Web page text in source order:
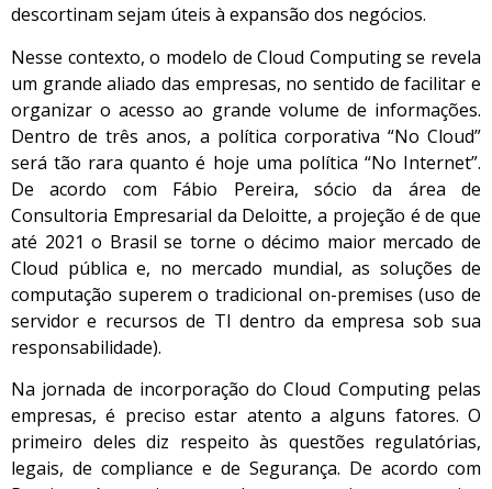
descortinam sejam úteis à expansão dos negócios.
Nesse contexto, o modelo de Cloud Computing se revela
um grande aliado das empresas, no sentido de facilitar e
organizar o acesso ao grande volume de informações.
Dentro de três anos, a política corporativa “No Cloud”
será tão rara quanto é hoje uma política “No Internet”.
De acordo com Fábio Pereira, sócio da área de
Consultoria Empresarial da Deloitte, a projeção é de que
até 2021 o Brasil se torne o décimo maior mercado de
Cloud pública e, no mercado mundial, as soluções de
computação superem o tradicional on-premises (uso de
servidor e recursos de TI dentro da empresa sob sua
responsabilidade).
Na jornada de incorporação do Cloud Computing pelas
empresas, é preciso estar atento a alguns fatores. O
primeiro deles diz respeito às questões regulatórias,
legais, de compliance e de Segurança. De acordo com